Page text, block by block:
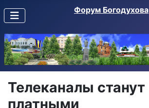
Форум Богодухова
Телеканалы станут
платными